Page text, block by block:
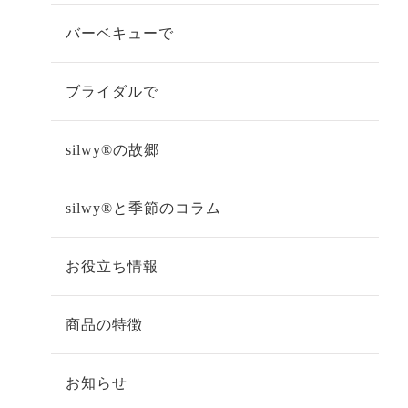
バーベキューで
ブライダルで
silwy®の故郷
silwy®と季節のコラム
お役立ち情報
商品の特徴
お知らせ